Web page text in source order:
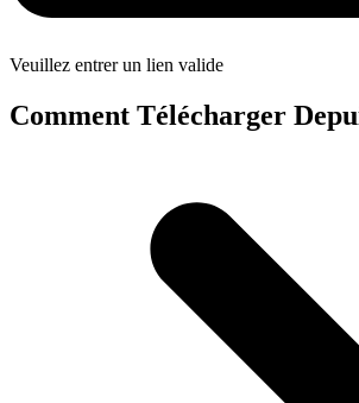
Veuillez entrer un lien valide
Comment Télécharger